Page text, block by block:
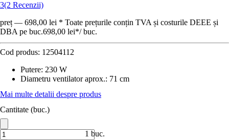
3(2 Recenzii)
preț — 698,00 lei * Toate prețurile conțin TVA și costurile DEEE și
DBA pe buc.698,00 lei*/ buc.
Cod produs: 12504112
Putere: 230 W
Diametru ventilator aprox.: 71 cm
Mai multe detalii despre produs
Cantitate (buc.)
1 buc.